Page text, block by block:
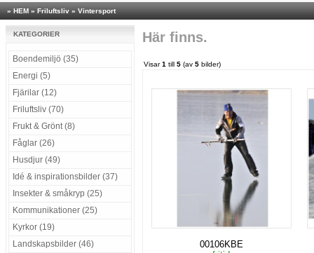
» HEM » Friluftsliv » Vintersport
KATEGORIER
Boendemiljö (35)
Energi (5)
Fjärilar (12)
Friluftsliv (70)
Frukt & Grönt (8)
Fåglar (26)
Husdjur (49)
Idé & inspirationsbilder (37)
Insekter & småkryp (25)
Kommunikationer (25)
Kyrkor (19)
Landskapsbilder (46)
Här finns.
Visar1 till 5 (av 5 bilder)
00106KBE